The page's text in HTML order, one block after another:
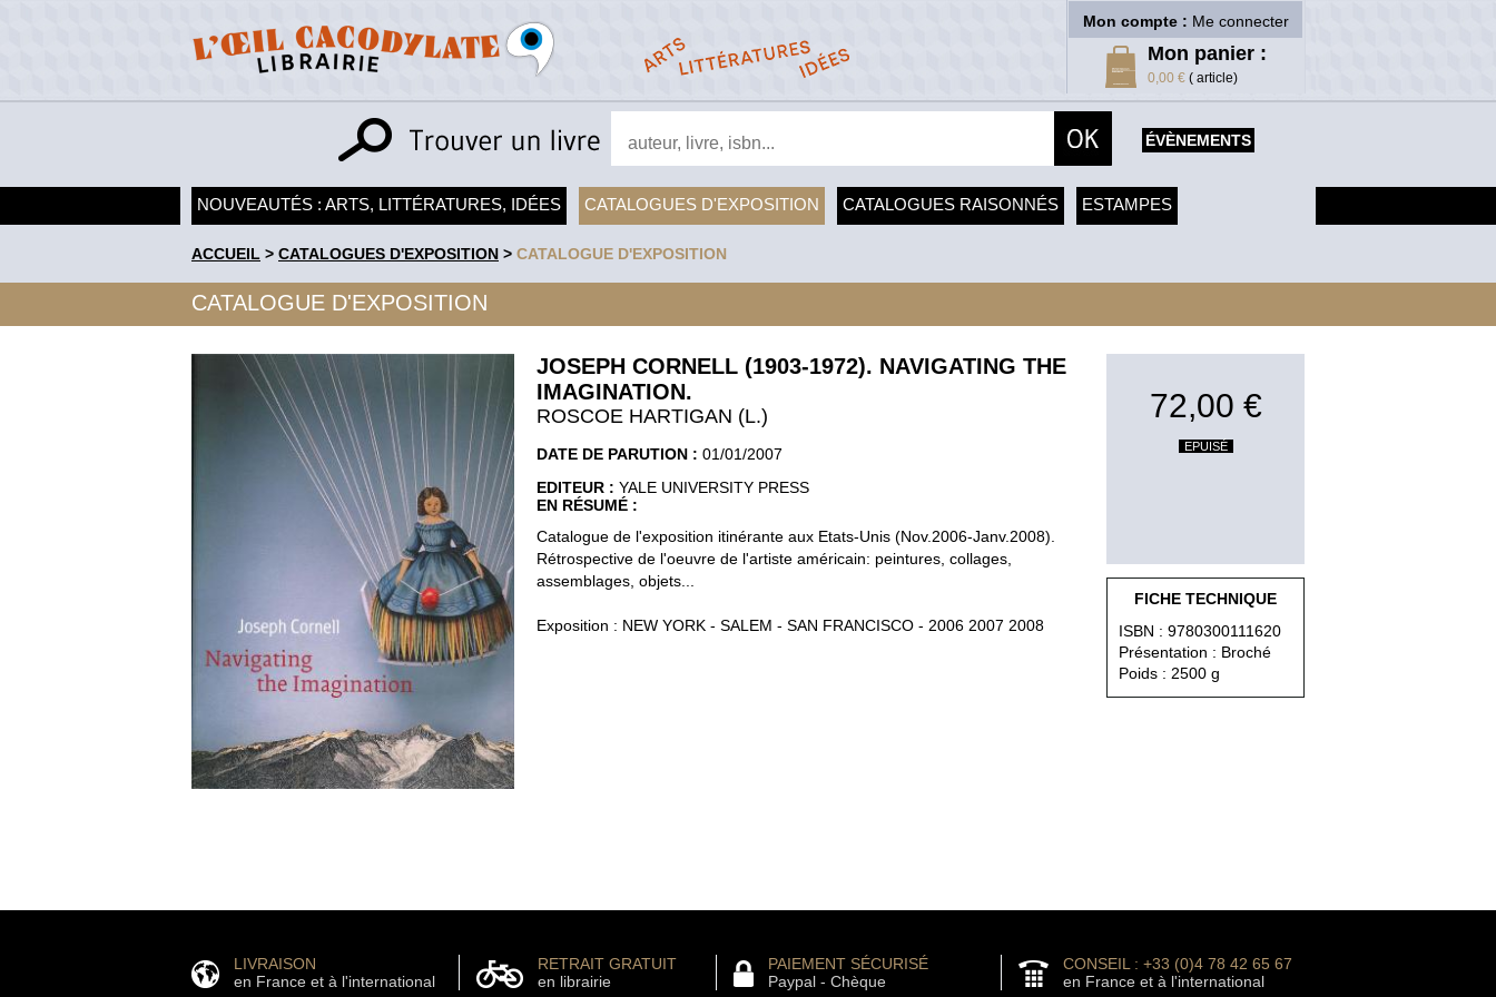
Mon compte : Me connecter
Mon panier :
0,00 € ( article)
ÉVÈNEMENTS
NOUVEAUTÉS : ARTS, LITTÉRATURES, IDÉES CATALOGUES D'EXPOSITION CATALOGUES RAISONNÉS ESTAMPES
ACCUEIL > CATALOGUES D'EXPOSITION > CATALOGUE D'EXPOSITION
CATALOGUE D'EXPOSITION
JOSEPH CORNELL (1903-1972). NAVIGATING THE
IMAGINATION.
ROSCOE HARTIGAN (L.)
DATE DE PARUTION : 01/01/2007
EDITEUR : YALE UNIVERSITY PRESS
EN RÉSUMÉ :
Catalogue de l'exposition itinérante aux Etats-Unis (Nov.2006-Janv.2008).
Rétrospective de l'oeuvre de l'artiste américain: peintures, collages,
assemblages, objets...
Exposition : NEW YORK - SALEM - SAN FRANCISCO - 2006 2007 2008
72,00 €
EPUISÉ
FICHE TECHNIQUE
ISBN : 9780300111620
Présentation : Broché
Poids : 2500 g
LIVRAISON
en France et à l'international
RETRAIT GRATUIT
en librairie
PAIEMENT SÉCURISÉ
Paypal - Chèque
CONSEIL : +33 (0)4 78 42 65 67
en France et à l'international